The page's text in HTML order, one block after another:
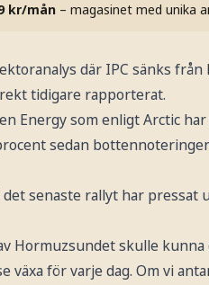
kr/mån – magasinet med unika
där IPC sänks
tidigare rapporterat.
Energy som enligt Arctic
sedan
senaste rallyt har
Hormuzsundet skulle
växa för varje dag. Om vi